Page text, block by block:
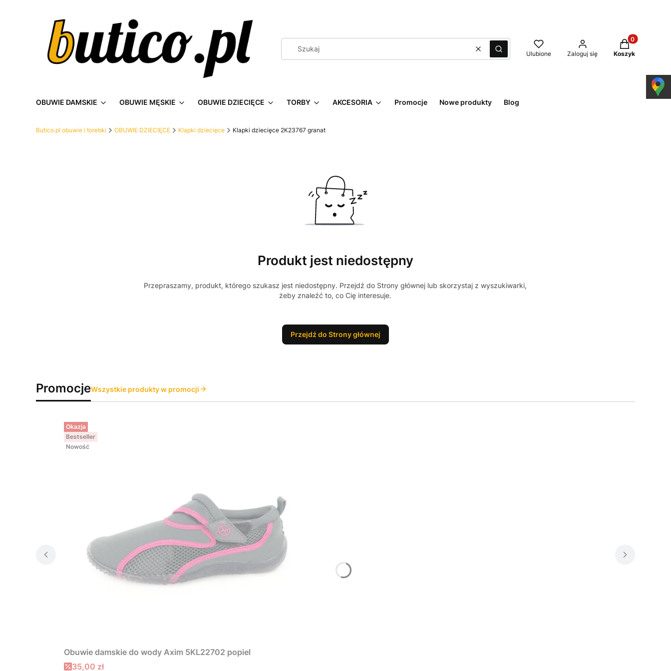
WyczyśćSzukaj Ulubione Zaloguj się
Produkty w
Koszyk
OBUWIE DAMSKIE OBUWIE MĘSKIE OBUWIE DZIECIĘCE TORBY AKCESORIA Promocje Nowe produkty Blog
Butico.pl obuwie i torebki OBUWIE DZIECIĘCE Klapki dziecięce Klapki dziecięce 2K23767 granat
Produkt jest niedostępny
Przepraszamy, produkt, którego szukasz jest niedostępny. Przejdź do Strony głównej lub skorzystaj z wyszukiwarki,
żeby znaleźć to, co Cię interesuje.
Przejdź do Strony głównej
PromocjeWszystkie produkty w promocji
Okazja
Bestseller
Nowość
Obuwie damskie do wody Axim 5KL22702 popiel
Cena promocyjna
35,00 zł